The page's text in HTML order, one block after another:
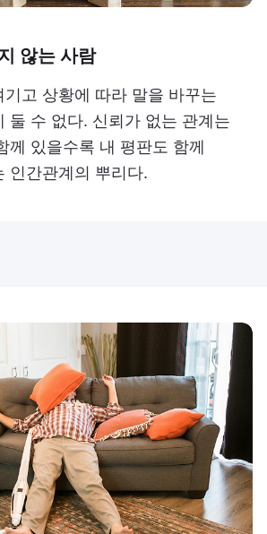
않는 사람
고 상황에 따라 말을 바꾸는
둘 수 없다. 신뢰가 없는 관계는
께 있을수록 내 평판도 함께
인간관계의 뿌리다.